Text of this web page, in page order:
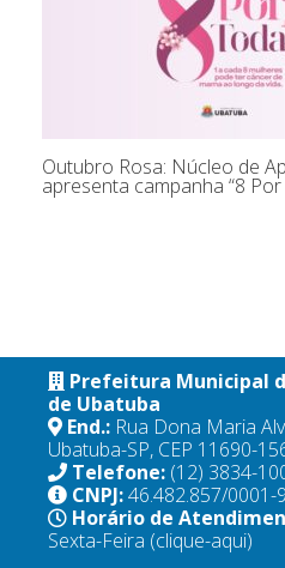
Outubro Rosa: Núcleo de
apresenta campanha “8 Por
Prefeitura Municipal
de Ubatuba
End.: Rua Dona Maria
Ubatuba-SP, CEP 11690-
Telefone: (12) 3834-
CNPJ:46.482.857/0001-
Horário de
Sexta-Feira (clique-aqui)